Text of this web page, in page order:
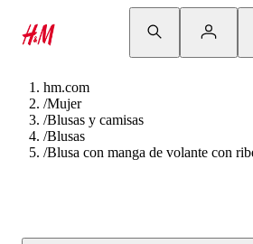
hm.com
/Mujer
/Blusas y camisas
/Blusas
/Blusa con manga de volante con